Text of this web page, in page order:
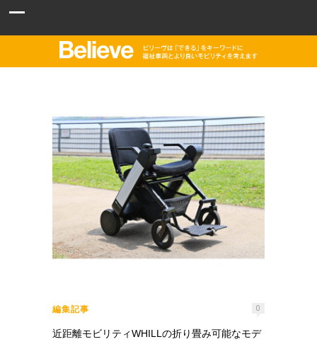
編集記事 0
近距離モビリティWHILLの折り畳み可能なモデ